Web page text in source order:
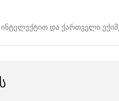
და ქართველი